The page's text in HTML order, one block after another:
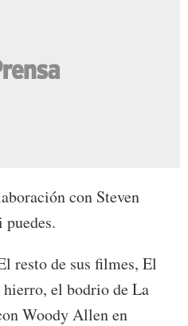
con Steven
resto de sus filmes, El
hierro, el bodrio de La
Woody Allen en